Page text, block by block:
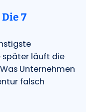
7
später läuft die
Unternehmen
falsch